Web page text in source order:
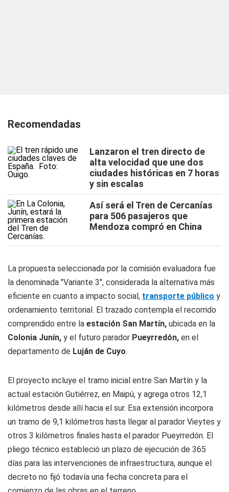
Recomendadas
Lanzaron el tren directo de
alta velocidad que une dos
ciudades históricas en 7 horas
y sin escalas
Así será el Tren de Cercanías
para 506 pasajeros que
Mendoza compró en China
La propuesta seleccionada por la comisión evaluadora fue
la denominada "Variante 3", considerada la alternativa más
eficiente en cuanto a impacto social, transporte público y
ordenamiento territorial. El trazado contempla el recorrido
comprendido entre la estación San Martín, ubicada en la
Colonia Junín, y el futuro parador Pueyrredón, en el
departamento de Luján de Cuyo.
El proyecto incluye el tramo inicial entre San Martín y la
actual estación Gutiérrez, en Maipú, y agrega otros 12,1
kilómetros desde allí hacia el sur. Esa extensión incorpora
un tramo de 9,1 kilómetros hasta llegar al parador Vieytes y
otros 3 kilómetros finales hasta el parador Pueyrredón. El
pliego técnico estableció un plazo de ejecución de 365
días para las intervenciones de infraestructura, aunque el
decreto no fijó todavía una fecha concreta para el